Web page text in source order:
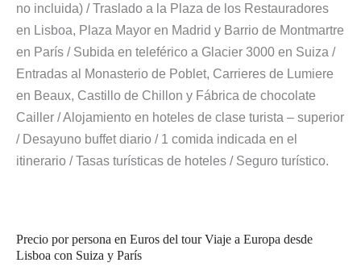
no incluida) / Traslado a la Plaza de los Restauradores
en Lisboa, Plaza Mayor en Madrid y Barrio de Montmartre
en París / Subida en teleférico a Glacier 3000 en Suiza /
Entradas al Monasterio de Poblet, Carrieres de Lumiere
en Beaux, Castillo de Chillon y Fábrica de chocolate
Cailler / Alojamiento en hoteles de clase turista – superior
/ Desayuno buffet diario / 1 comida indicada en el
itinerario / Tasas turísticas de hoteles / Seguro turístico.
Precio por persona en Euros del tour Viaje a Europa desde
Lisboa con Suiza y París